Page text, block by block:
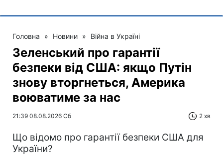
Головна » Новини » Війна в Україні
Зеленський про гарантії
безпеки від США: якщо Путін
знову вторгнеться, Америка
воюватиме за нас
21:39 08.08.2026 Сб 2 хв
Що відомо про гарантії безпеки США для
України?